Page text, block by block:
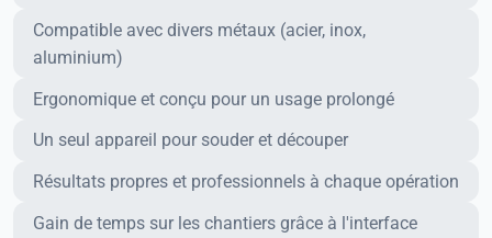
Compatible avec divers métaux (acier, inox,
aluminium)
Ergonomique et conçu pour un usage prolongé
Avantages
Un seul appareil pour souder et découper
Résultats propres et professionnels à chaque opération
Gain de temps sur les chantiers grâce à l'interface